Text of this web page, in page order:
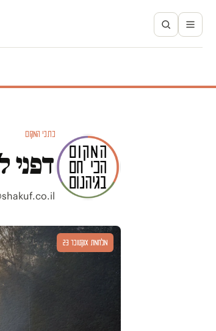
כתבי המקום
דפני
מלחמת אוקטובר 23